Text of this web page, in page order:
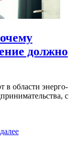
должно
в области энерго-
с